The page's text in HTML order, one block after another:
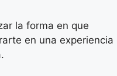
la forma en que
en una experiencia